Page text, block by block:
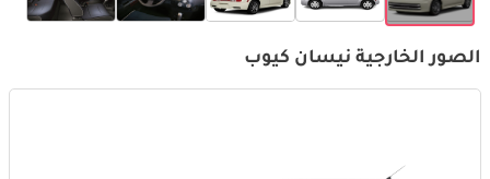
الصور الخارجية نيسان كيوب